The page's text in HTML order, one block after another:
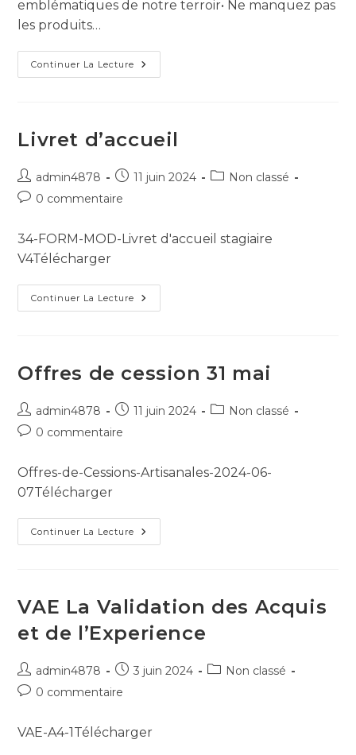
emblématiques de notre terroir• Ne manquez pas
les produits…
Continuer La Lecture
Livret d’accueil
admin4878 11 juin 2024
Non classé
0 commentaire
34-FORM-MOD-Livret d'accueil stagiaire
V4Télécharger
Continuer La Lecture
Offres de cession 31 mai
admin4878 11 juin 2024
Non classé
0 commentaire
Offres-de-Cessions-Artisanales-2024-06-
07Télécharger
Continuer La Lecture
VAE La Validation des Acquis
et de l’Experience
admin4878 3 juin 2024
Non classé
0 commentaire
VAE-A4-1Télécharger